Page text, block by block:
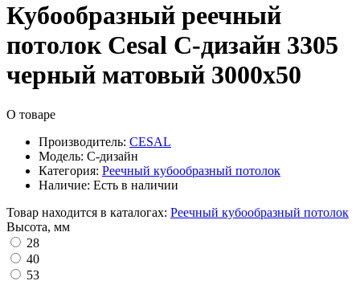
Кубообразный реечный
потолок Cesal C-дизайн 3305
черный матовый 3000х50
О товаре
Производитель: CESAL
Модель: C-дизайн
Категория: Реечный кубообразный потолок
Наличие: Есть в наличии
Товар находится в каталогах: Реечный кубообразный потолок
Высота, мм
28
40
53